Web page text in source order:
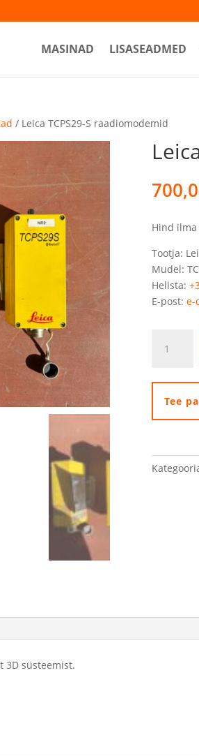
MASINAD LISASEADMED
/ Leica TCPS29-S raadiomodemid
Hind ilma
Tootja:
Mudel:
Helista:
E-post: e-
TCPS29-
kogus
Tee
3D süsteemist.